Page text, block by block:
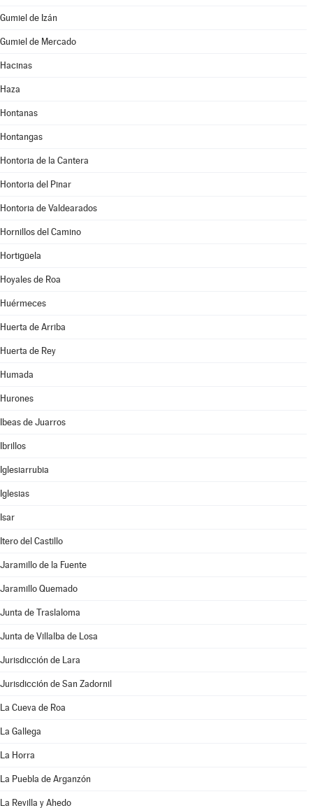
Gumiel de Izán
Gumiel de Mercado
Hacinas
Haza
Hontanas
Hontangas
Hontoria de la Cantera
Hontoria del Pinar
Hontoria de Valdearados
Hornillos del Camino
Hortigüela
Hoyales de Roa
Huérmeces
Huerta de Arriba
Huerta de Rey
Humada
Hurones
Ibeas de Juarros
Ibrillos
Iglesiarrubia
Iglesias
Isar
Itero del Castillo
Jaramillo de la Fuente
Jaramillo Quemado
Junta de Traslaloma
Junta de Villalba de Losa
Jurisdicción de Lara
Jurisdicción de San Zadornil
La Cueva de Roa
La Gallega
La Horra
La Puebla de Arganzón
La Revilla y Ahedo